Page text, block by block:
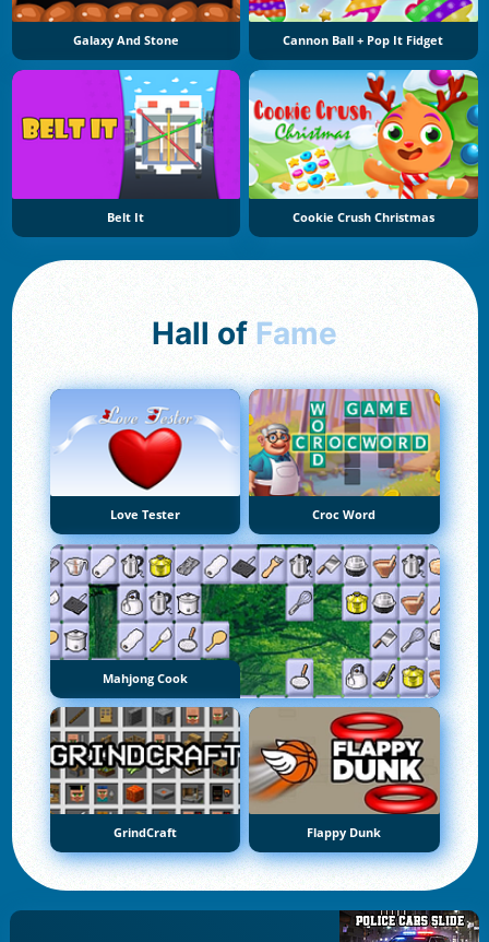
Galaxy And Stone Cannon Ball + Pop It Fidget
Belt It Cookie Crush Christmas
Hall of Fame
Love Tester Croc Word
Mahjong Cook
GrindCraft Flappy Dunk